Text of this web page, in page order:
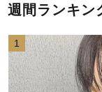
週間ランキン
1